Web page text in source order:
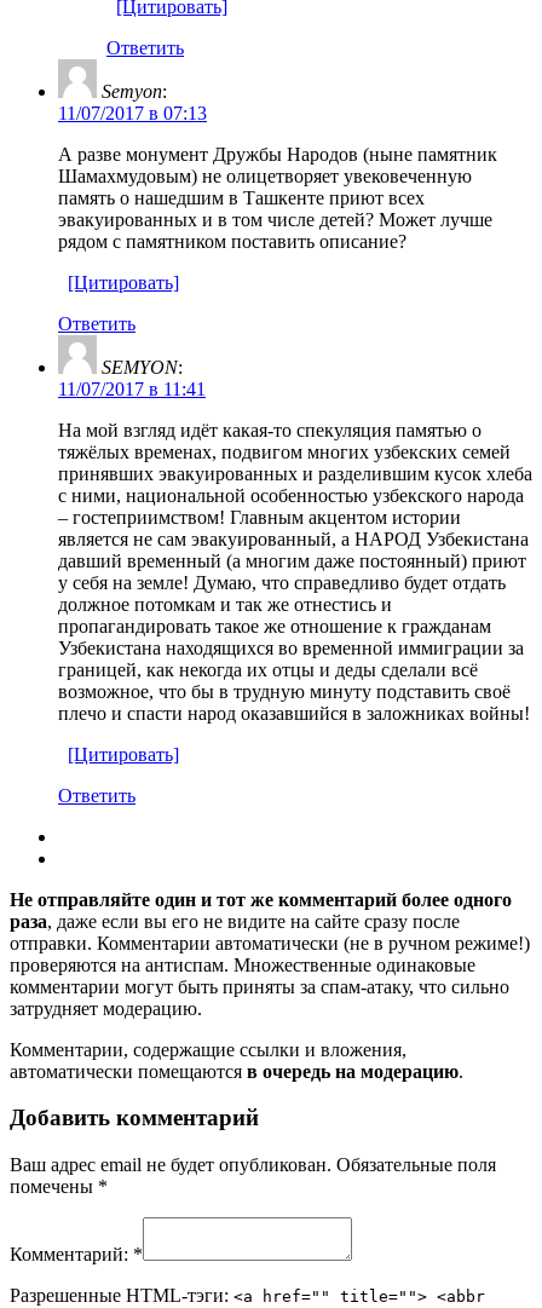
[Цитировать]
Ответить
Semyon:
11/07/2017 в 07:13
А разве монумент Дружбы Народов (ныне памятник
Шамахмудовым) не олицетворяет увековеченную
память о нашедшим в Ташкенте приют всех
эвакуированных и в том числе детей? Может лучше
рядом с памятником поставить описание?
[Цитировать]
Ответить
SEMYON:
11/07/2017 в 11:41
На мой взгляд идёт какая-то спекуляция памятью о
тяжёлых временах, подвигом многих узбекских семей
принявших эвакуированных и разделившим кусок хлеба
с ними, национальной особенностью узбекского народа
– гостеприимством! Главным акцентом истории
является не сам эвакуированный, а НАРОД Узбекистана
давший временный (а многим даже постоянный) приют
у себя на земле! Думаю, что справедливо будет отдать
должное потомкам и так же отнестись и
пропагандировать такое же отношение к гражданам
Узбекистана находящихся во временной иммиграции за
границей, как некогда их отцы и деды сделали всё
возможное, что бы в трудную минуту подставить своё
плечо и спасти народ оказавшийся в заложниках войны!
[Цитировать]
Ответить
Не отправляйте один и тот же комментарий более одного
раза, даже если вы его не видите на сайте сразу после
отправки. Комментарии автоматически (не в ручном режиме!)
проверяются на антиспам. Множественные одинаковые
комментарии могут быть приняты за спам-атаку, что сильно
затрудняет модерацию.
Комментарии, содержащие ссылки и вложения,
автоматически помещаются в очередь на модерацию.
Добавить комментарий
Ваш адрес email не будет опубликован. Обязательные поля
помечены *
Комментарий: *
Разрешенные HTML-тэги: <a href="" title=""> <abbr